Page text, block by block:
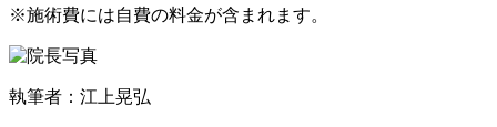
※施術費には自費の料金が含まれます。
執筆者：江上晃弘